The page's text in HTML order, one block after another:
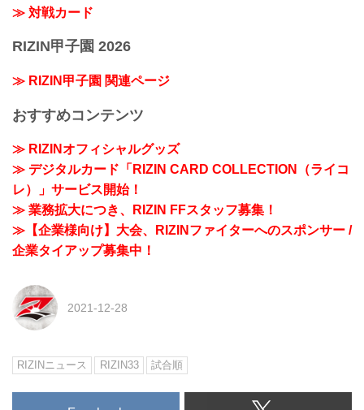
≫ 対戦カード
RIZIN甲子園 2026
≫ RIZIN甲子園 関連ページ
おすすめコンテンツ
≫ RIZINオフィシャルグッズ
≫ デジタルカード「RIZIN CARD COLLECTION（ライコ
レ）」サービス開始！
≫ 業務拡大につき、RIZIN FFスタッフ募集！
≫【企業様向け】大会、RIZINファイターへのスポンサー /
企業タイアップ募集中！
2021-12-28
RIZINニュース RIZIN33 試合順